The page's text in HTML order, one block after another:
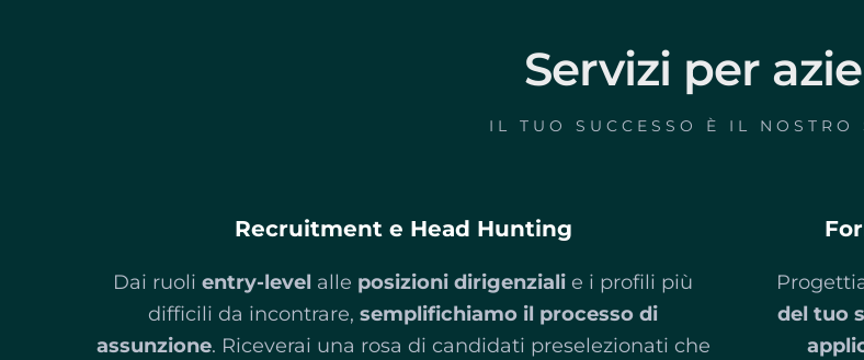
Servizi per
IL TUO SUCCESSO È IL NOSTRO
Recruitment e Head Hunting
Dai ruolientry-level alle posizioni dirigenziali e i profili più
difficili da incontrare,semplifichiamo il processo di
assunzione. Riceverai una rosa di candidati preselezionati che
del tuo